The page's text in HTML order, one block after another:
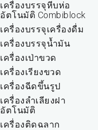
เครื่องบรรจุหีบห่อ
อัตโนมัติ Combiblock
เครื่องบรรจุเครื่องดื่ม
เครื่องบรรจุน้ำมัน
เครื่องเป่าขวด
เครื่องเรียงขวด
เครื่องฉีดขึ้นรูป
เครื่องลำเลียงฝา
อัตโนมัติ
เครื่องติดฉลาก